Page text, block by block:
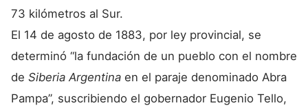
73 kilómetros al Sur.
El 14 de agosto de 1883, por ley provincial, se
determinó “la fundación de un pueblo con el nombre
de Siberia Argentina en el paraje denominado Abra
Pampa”, suscribiendo el gobernador Eugenio Tello,